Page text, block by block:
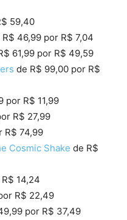
59,40
R$ 46,99 por R$ 7,04
61,99 por R$ 49,59
de R$ 99,00 por R$
por R$ 11,99
R$ 27,99
R$ 74,99
Cosmic Shake de R$
14,24
R$ 22,49
por R$ 37,49